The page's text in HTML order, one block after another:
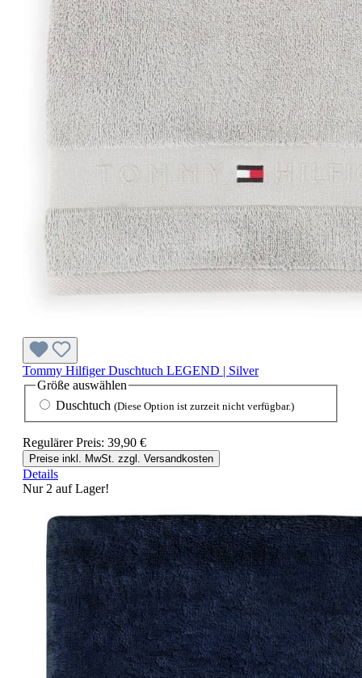
Tommy Hilfiger Duschtuch LEGEND | Silver
Größe auswählen
Duschtuch (Diese Option ist zurzeit nicht verfügbar.)
Regulärer Preis: 39,90 €
Preise inkl. MwSt. zzgl. Versandkosten
Details
Nur 2 auf Lager!